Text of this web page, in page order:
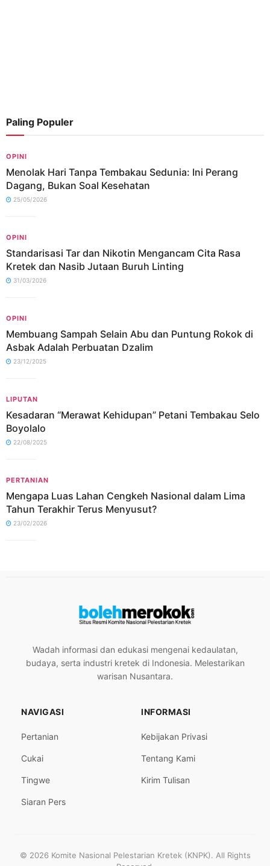
Paling Populer
OPINI
Menolak Hari Tanpa Tembakau Sedunia: Ini Perang
Dagang, Bukan Soal Kesehatan
25/05/2026
OPINI
Standarisasi Tar dan Nikotin Mengancam Cita Rasa
Kretek dan Nasib Jutaan Buruh Linting
31/03/2026
OPINI
Membuang Sampah Selain Abu dan Puntung Rokok di
Asbak Adalah Perbuatan Dzalim
23/12/2025
LIPUTAN
Kesadaran “Merawat Kehidupan” Petani Tembakau Selo
Boyolalo
22/08/2025
PERTANIAN
Mengapa Luas Lahan Cengkeh Nasional dalam Lima
Tahun Terakhir Terus Menyusut?
23/02/2026
Wadah informasi dan edukasi mengenai kedaulatan,
budaya, serta industri kretek di Indonesia. Melestarikan
warisan Nusantara.
NAVIGASI
Pertanian
Cukai
Tingwe
Siaran Pers
INFORMASI
Kebijakan Privasi
Tentang Kami
Kirim Tulisan
© 2026 Komite Nasional Pelestarian Kretek (KNPK). All Rights